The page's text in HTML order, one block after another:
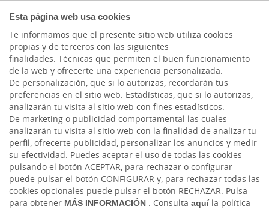
Esta página web usa cookies
Te informamos que el presente sitio web utiliza cookies
propias y de terceros con las siguientes
finalidades: Técnicas que permiten el buen funcionamiento
de la web y ofrecerte una experiencia personalizada.
De personalización, que si lo autorizas, recordarán tus
preferencias en el sitio web. Estadísticas, que si lo autorizas,
analizarán tu visita al sitio web con fines estadísticos.
De marketing o publicidad comportamental las cuales
analizarán tu visita al sitio web con la finalidad de analizar tu
perfil, ofrecerte publicidad, personalizar los anuncios y medir
su efectividad. Puedes aceptar el uso de todas las cookies
pulsando el botón ACEPTAR, para rechazar o configurar
puede pulsar el botón CONFIGURAR y, para rechazar todas las
cookies opcionales puede pulsar el botón RECHAZAR. Pulsa
para obtener MÁS INFORMACIÓN . Consulta aquíla política
Servicio de Cobros